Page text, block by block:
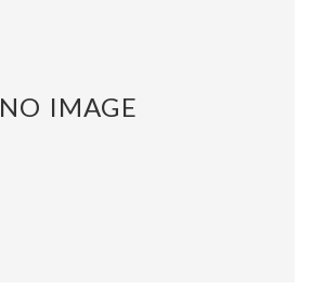
NO IMAGE